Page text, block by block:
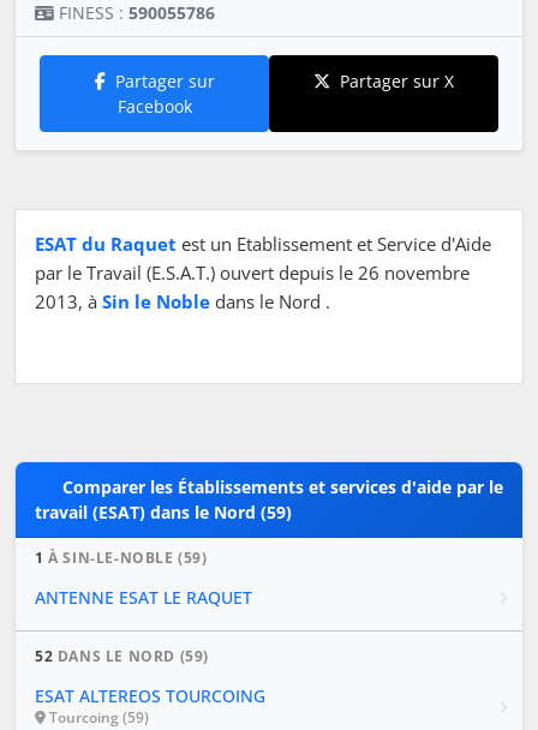
FINESS : 590055786
Partager sur
Facebook
Partager sur X
ESAT du Raquet est un Etablissement et Service d'Aide
par le Travail (E.S.A.T.) ouvert depuis le 26 novembre
2013, à Sin le Noble dans le Nord .
Comparer les Établissements et services d'aide par le
travail (ESAT) dans le Nord (59)
1 À SIN-LE-NOBLE (59)
ANTENNE ESAT LE RAQUET
52 DANS LE NORD (59)
ESAT ALTEREOS TOURCOING
Tourcoing (59)